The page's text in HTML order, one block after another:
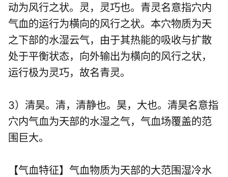
动为风行之状。灵，灵巧也。青灵名意指穴内
气血的运行为横向的风行之状。本穴物质为天
之下部的水湿云气，由于其热能的吸收与扩散
处于平衡状态，向外输出为横向的风行之状，
运行极为灵巧，故名青灵。
3）清昊。清，清静也。昊，大也。清昊名意指
穴内气血为天部的水湿之气，气血场覆盖的范
围巨大。
【气血特征】气血物质为天部的大范围湿冷水